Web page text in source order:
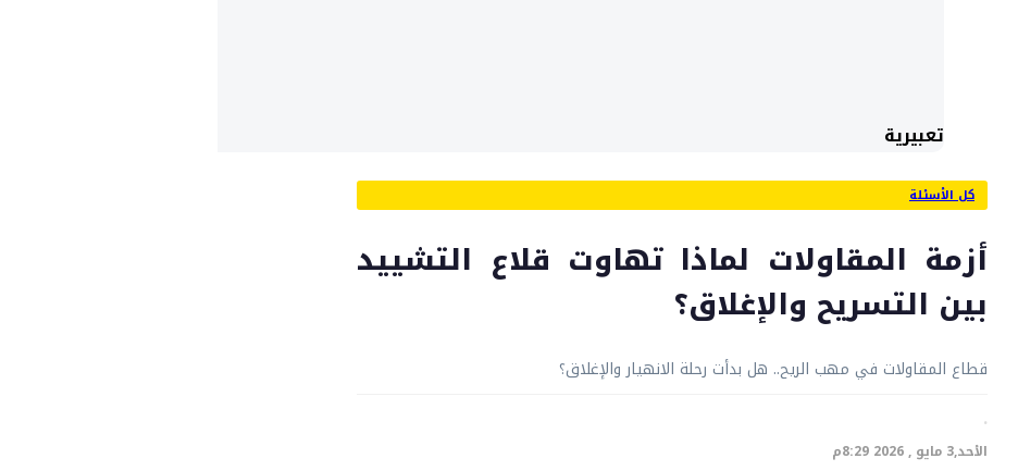
تعبيرية
كل الأسئلة
أزمة المقاولات لماذا تهاوت قلاع التشييد
بين التسريح والإغلاق؟
قطاع المقاولات في مهب الريح.. هل بدأت رحلة الانهيار والإغلاق؟
·
الأحد,3 مايو , 2026 8:29م